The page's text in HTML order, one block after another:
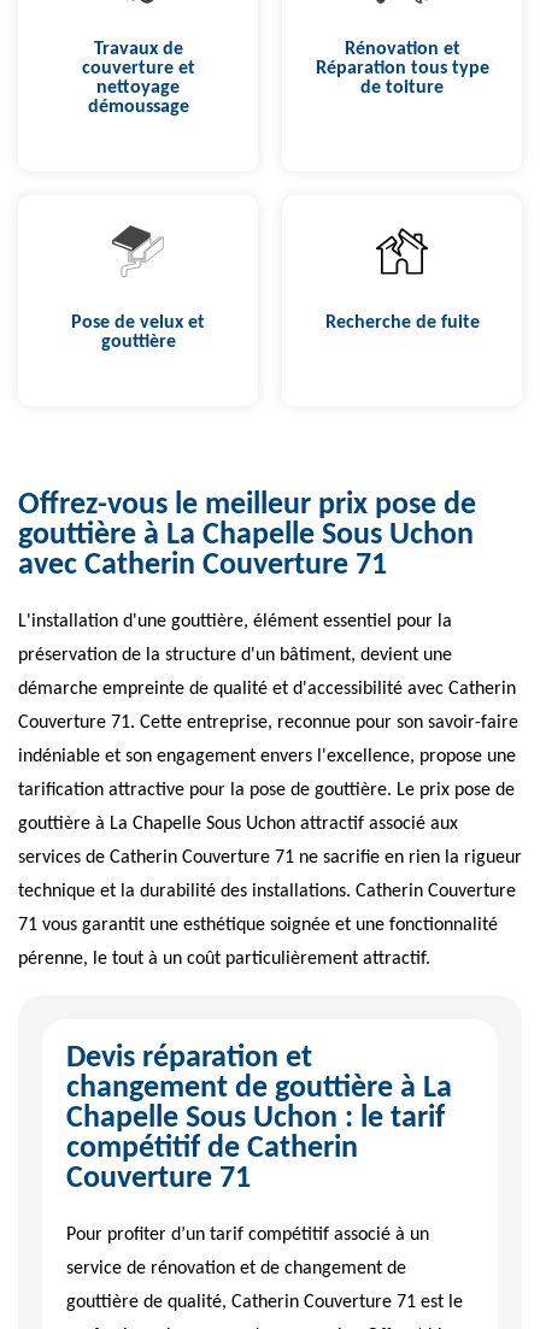
Travaux de
couverture et
nettoyage
démoussage
Rénovation et
Réparation tous type
de toiture
Pose de velux et
gouttière
Recherche de fuite
Offrez-vous le meilleur prix pose de
gouttière à La Chapelle Sous Uchon
avec Catherin Couverture 71
L'installation d'une gouttière, élément essentiel pour la
préservation de la structure d'un bâtiment, devient une
démarche empreinte de qualité et d'accessibilité avec Catherin
Couverture 71. Cette entreprise, reconnue pour son savoir-faire
indéniable et son engagement envers l'excellence, propose une
tarification attractive pour la pose de gouttière. Le prix pose de
gouttière à La Chapelle Sous Uchon attractif associé aux
services de Catherin Couverture 71 ne sacrifie en rien la rigueur
technique et la durabilité des installations. Catherin Couverture
71 vous garantit une esthétique soignée et une fonctionnalité
pérenne, le tout à un coût particulièrement attractif.
Devis réparation et
changement de gouttière à La
Chapelle Sous Uchon : le tarif
compétitif de Catherin
Couverture 71
Pour profiter d’un tarif compétitif associé à un
service de rénovation et de changement de
gouttière de qualité, Catherin Couverture 71 est le